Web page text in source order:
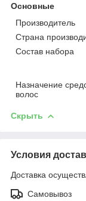
Основные
Производитель
Страна
Состав набора
Назначение
волос
Скрыть
Условия
Доставка
Самовывоз